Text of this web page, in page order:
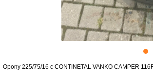
Opony 225/75/16 c CONTINETAL VANKO CAMPER